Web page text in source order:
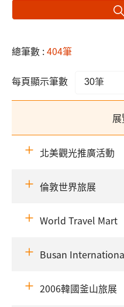
總筆數 :404筆
每頁顯示筆數
北美觀光推廣活動
倫敦世界旅展
World Travel Mart
Busan
2006韓國釜山旅展